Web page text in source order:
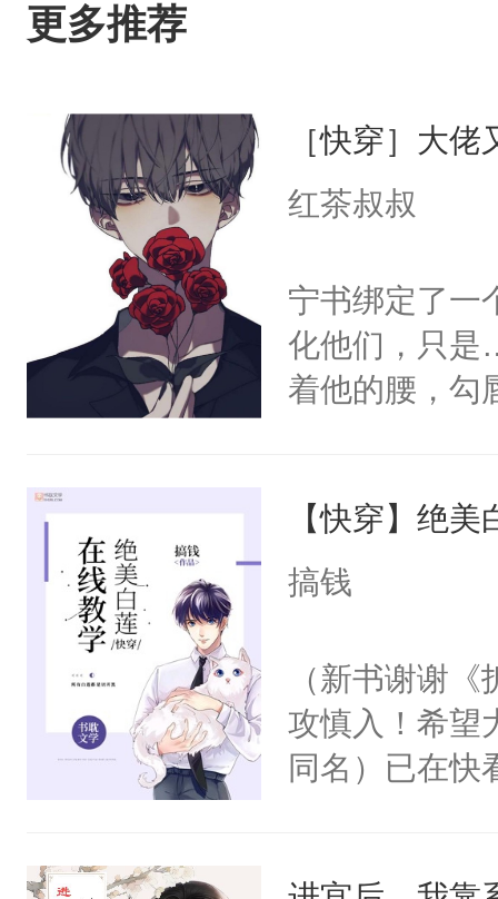
更多推荐
［快穿］大
红茶叔叔
宁书绑定了一
化他们，只是
着他的腰，勾
来，给老公
用力——为你
【快穿】绝
搞钱
（新书谢谢
攻慎入！希望
同名）已在快